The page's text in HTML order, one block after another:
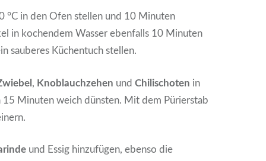
°C in den Ofen stellen und 10 Minuten
in kochendem Wasser ebenfalls 10 Minuten
sauberes Küchentuch stellen.
, Knoblauchzehen undChilischoten in
15 Minuten weich dünsten. Mit dem Pürierstab
und Essig hinzufügen, ebenso die